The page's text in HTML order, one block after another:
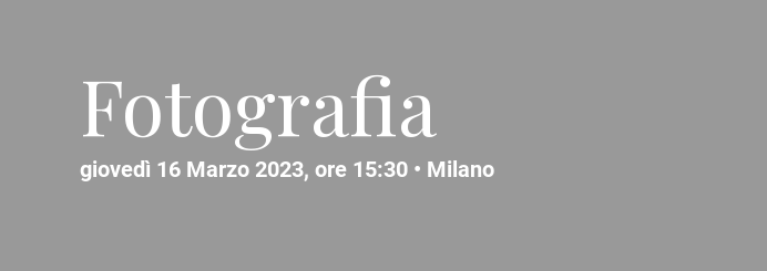
Fotografia
giovedì 16 Marzo 2023, ore 15:30 • Milano